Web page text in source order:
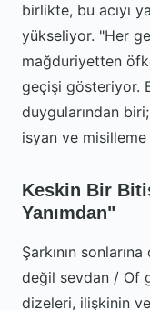
birlikte, bu acıyı
yükseliyor. "Her
mağduriyetten
geçişi gösteriyor.
duygularından
isyan ve
Keskin Bir
Yanımdan"
Şarkının
değil sevdan / Of
dizeleri, ilişkinin